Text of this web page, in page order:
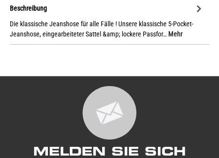
Beschreibung
Die klassische Jeanshose für alle Fälle ! Unsere klassische 5-Pocket-
Jeanshose, eingearbeiteter Sattel &amp; lockere Passfor… Mehr
MELDEN SIE SICH